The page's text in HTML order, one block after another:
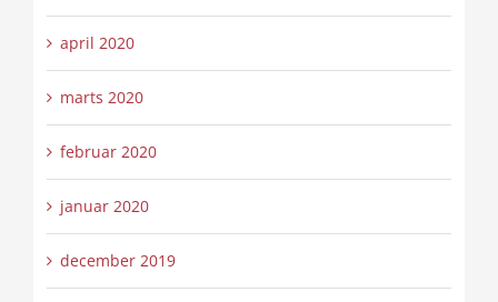
april 2020
marts 2020
februar 2020
januar 2020
december 2019